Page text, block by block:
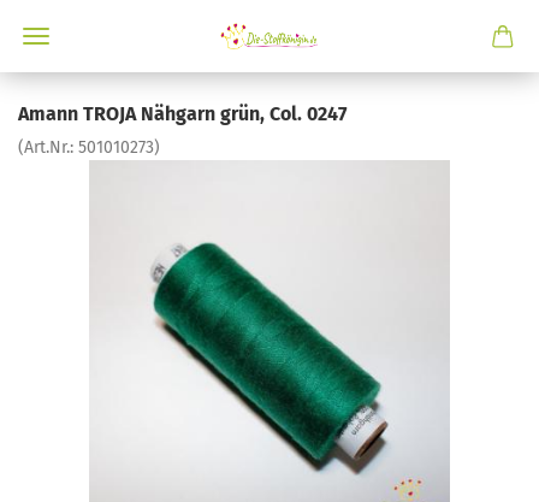
Amann TROJA Nähgarn grün, Col. 0247
(Art.Nr.: 501010273)